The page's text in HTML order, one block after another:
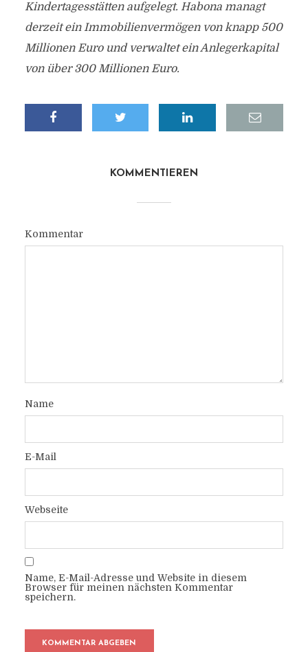
Kindertagesstätten aufgelegt. Habona managt
derzeit ein Immobilienvermögen von knapp 500
Millionen Euro und verwaltet ein Anlegerkapital
von über 300 Millionen Euro.
KOMMENTIEREN
Kommentar
Name
E-Mail
Webseite
Name, E-Mail-Adresse und Website in diesem
Browser für meinen nächsten Kommentar
speichern.